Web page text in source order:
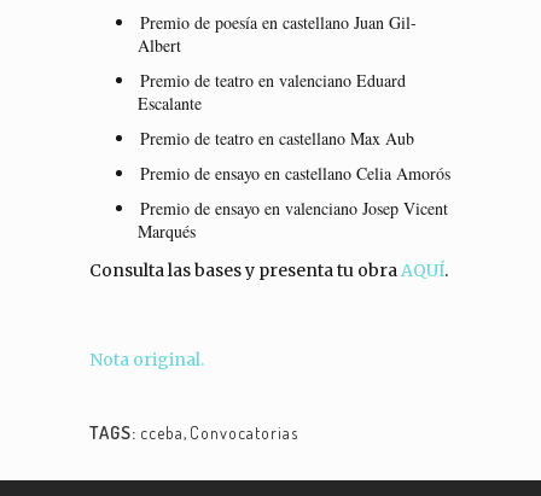
Premio de poesía en castellano Juan Gil-
Albert
Premio de teatro en valenciano Eduard
Escalante
Premio de teatro en castellano Max Aub
Premio de ensayo en castellano Celia Amorós
Premio de ensayo en valenciano Josep Vicent
Marqués
Consulta las bases y presenta tu obraAQUÍ.
Nota original.
TAGS: cceba, Convocatorias